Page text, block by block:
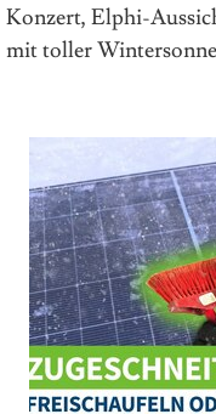
Konzert, Elphi-
mit toller